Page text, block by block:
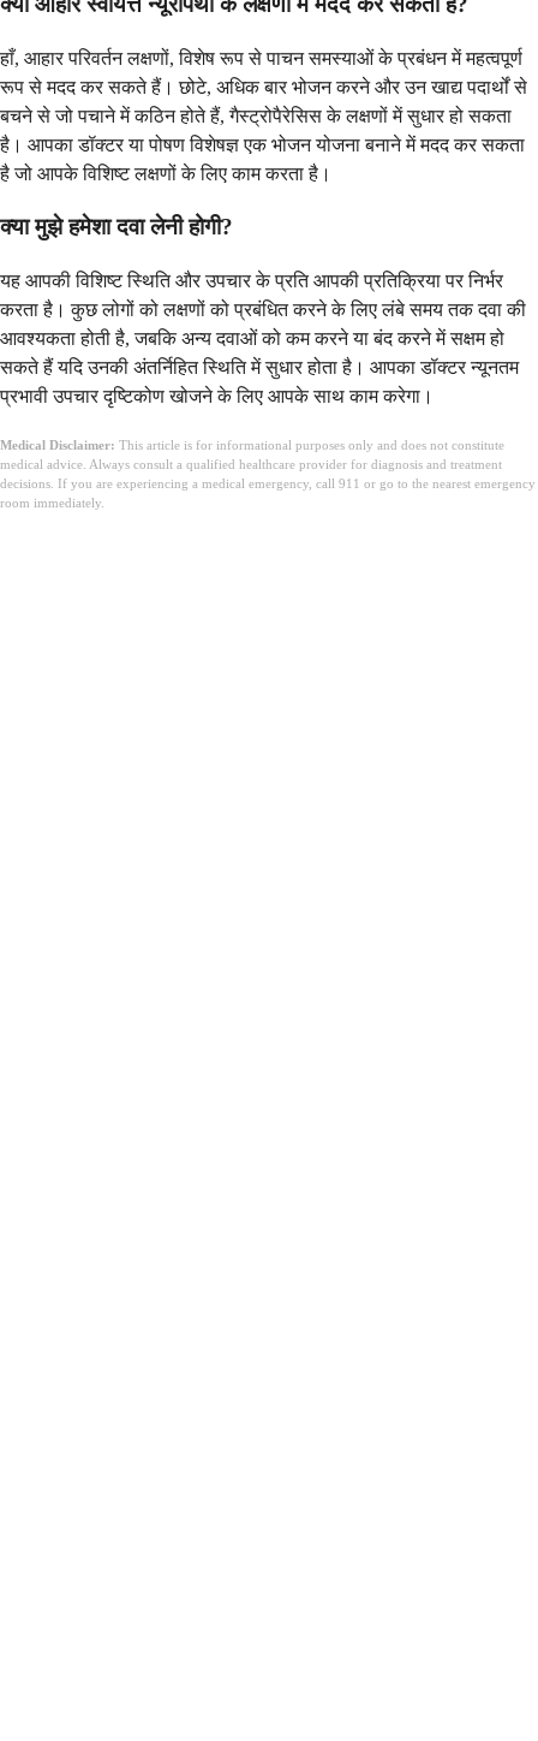
हाँ, आहार परिवर्तन लक्षणों, विशेष रूप से पाचन समस्याओं के प्रबंधन में महत्वपूर्ण
रूप से मदद कर सकते हैं। छोटे, अधिक बार भोजन करने और उन खाद्य पदार्थों से
बचने से जो पचाने में कठिन होते हैं, गैस्ट्रोपैरेसिस के लक्षणों में सुधार हो सकता
है। आपका डॉक्टर या पोषण विशेषज्ञ एक भोजन योजना बनाने में मदद कर सकता
है जो आपके विशिष्ट लक्षणों के लिए काम करता है।
क्या मुझे हमेशा दवा लेनी होगी?
यह आपकी विशिष्ट स्थिति और उपचार के प्रति आपकी प्रतिक्रिया पर निर्भर
करता है। कुछ लोगों को लक्षणों को प्रबंधित करने के लिए लंबे समय तक दवा की
आवश्यकता होती है, जबकि अन्य दवाओं को कम करने या बंद करने में सक्षम हो
सकते हैं यदि उनकी अंतर्निहित स्थिति में सुधार होता है। आपका डॉक्टर न्यूनतम
प्रभावी उपचार दृष्टिकोण खोजने के लिए आपके साथ काम करेगा।
Medical Disclaimer: This article is for informational purposes only and does not constitute
medical advice. Always consult a qualified healthcare provider for diagnosis and treatment
decisions. If you are experiencing a medical emergency, call 911 or go to the nearest emergency
room immediately.